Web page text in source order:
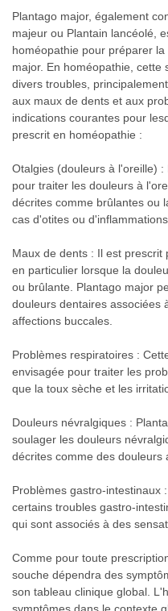
Plantago major, également
majeur ou Plantain lancéolé,
homéopathie pour préparer
major. En homéopathie, cette
divers troubles,
aux maux de dents et aux
indications courantes pour
prescrit en homéopathie :
Otalgies (douleurs à l'oreille)
pour traiter les douleurs à
décrites comme brûlantes ou
cas d'otites ou
Maux de dents : Il est prescrit
en particulier lorsque la
ou brûlante. Plantago major
douleurs dentaires associées
affections buccales.
Problèmes respiratoires :
envisagée pour traiter les
que la toux sèche et les
Douleurs névralgiques :
soulager les douleurs
décrites comme des douleurs
Problèmes gastro-intestinaux
certains troubles gastro-
qui sont associés à des
Comme pour toute
souche dépendra des
son tableau clinique global.